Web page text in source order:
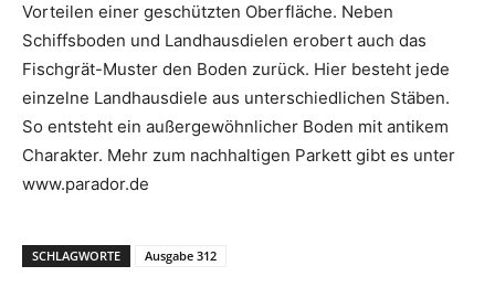
Vorteilen einer geschützten Oberfläche. Neben
Schiffsboden und Landhausdielen erobert auch das
Fischgrät-Muster den Boden zurück. Hier besteht jede
einzelne Landhausdiele aus unterschiedlichen Stäben.
So entsteht ein außergewöhnlicher Boden mit antikem
Charakter. Mehr zum nachhaltigen Parkett gibt es unter
www.parador.de
SCHLAGWORTE Ausgabe 312